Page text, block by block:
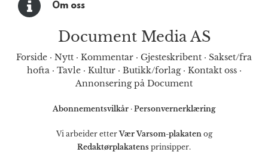
Om oss
Document Media AS
Forside · Nytt · Kommentar · Gjesteskribent · Sakset/fra
hofta· Tavle· Kultur· Butikk/forlag· Kontakt oss·
Annonsering på Document
Abonnementsvilkår · Personvernerklæring
Vi arbeider etterVær Varsom-plakatenog
Redaktørplakatens prinsipper.